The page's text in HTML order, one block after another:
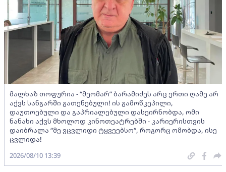
მალხაზ თოფურია - “მეომარ” ბარამიძეს არც ერთი ღამე არ
აქვს სანგარში გათენებული! ის გამოწკეპილი,
დაუთოებული და გაპრიალებული დასეირნობდა, ომი
ნანახი აქვს მხოლოდ კინოთეატრებში - კარიერისთვის
დაიბრალა “მე ვცვლიდი ტყვეებსო“, როგორც ომობდა, ისე
ცვლიდა!
2026/08/10 13:39